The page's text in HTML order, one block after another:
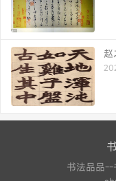
书法品品